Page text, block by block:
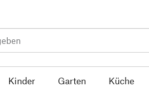
Kinder Garten Küche